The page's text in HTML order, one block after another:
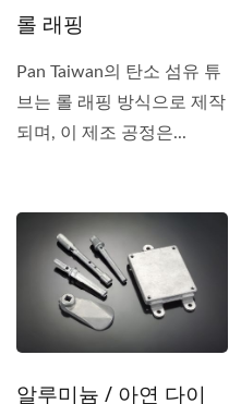
롤 래핑
Pan Taiwan의 탄소 섬유 튜
브는 롤 래핑 방식으로 제작
되며, 이 제조 공정은...
알루미늄 / 아연 다이